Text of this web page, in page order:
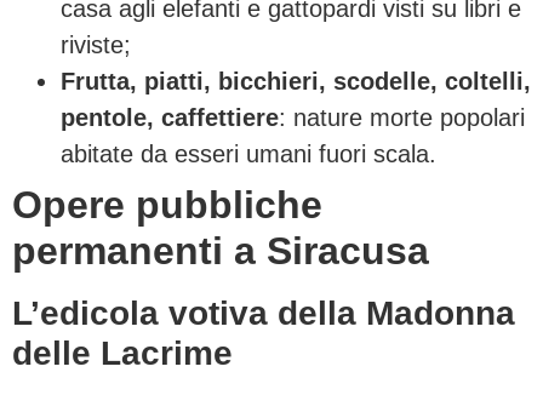
casa agli elefanti e gattopardi visti su libri e
riviste;
Frutta, piatti, bicchieri, scodelle, coltelli,
pentole, caffettiere: nature morte popolari
abitate da esseri umani fuori scala.
Opere pubbliche
permanenti a Siracusa
L’edicola votiva della Madonna
delle Lacrime